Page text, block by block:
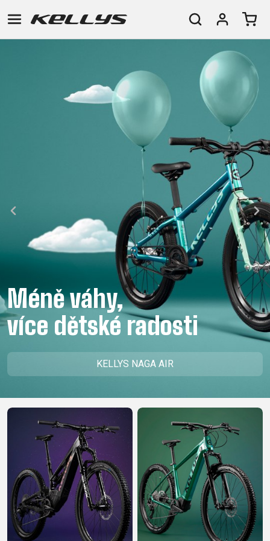
RACING
TOUR
HORSKÁ
KOLA
TREKKING
CITY
URBAN
KOLA
FITNESS
CITY
JUNIOR
(135–
CM)
24"
(125-
145
CM)
20"
(115-
135
CM)
18"
(110-
130
BIKE
HORSKÁ
TOUR
HORSKÁ
KOLA
DOWNHILL
ENDURO
SILNIČNÍ
RACING
GRAVEL
CROSS
TREKKING
DÁMSKÁ
DÁMSKÁ
HORSKÁ
KOLA
URBAN
KOLA
FITNESS
CITY
JUNIOR
26"
(135–
155
Méně váhy,
více dětské radosti
KELLYS NAGA AIR